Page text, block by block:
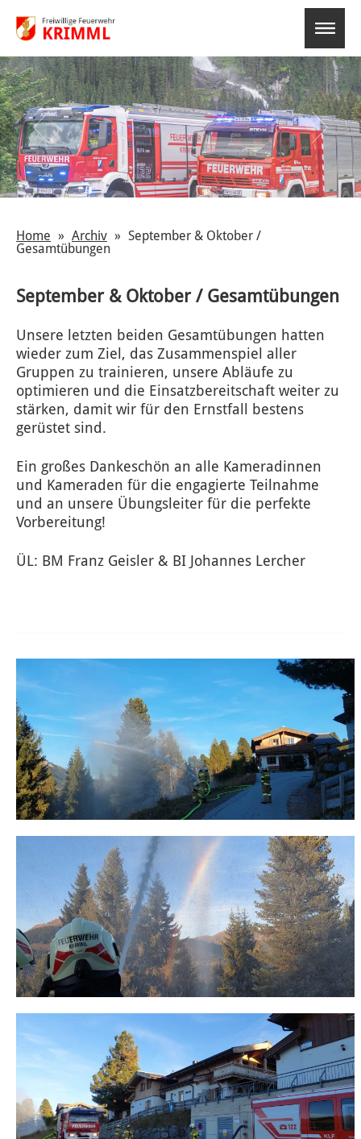
Home Archiv
September & Oktober /
Gesamtübungen
September & Oktober / Gesamtübungen
Unsere letzten beiden Gesamtübungen hatten
wieder zum Ziel, das Zusammenspiel aller
Gruppen zu trainieren, unsere Abläufe zu
optimieren und die Einsatzbereitschaft weiter zu
stärken, damit wir für den Ernstfall bestens
gerüstet sind.
Ein großes Dankeschön an alle Kameradinnen
und Kameraden für die engagierte Teilnahme
und an unsere Übungsleiter für die perfekte
Vorbereitung!
ÜL: BM Franz Geisler & BI Johannes Lercher